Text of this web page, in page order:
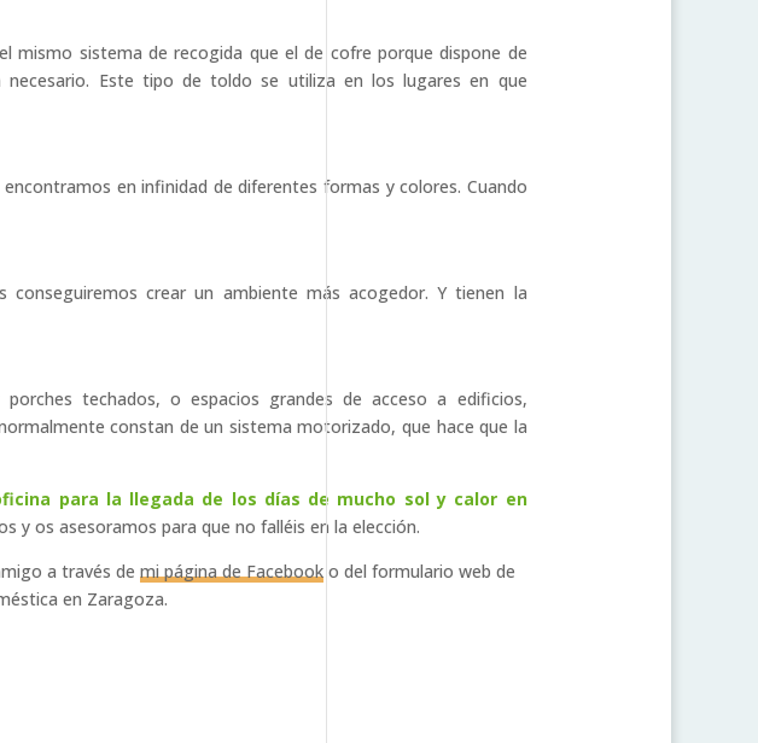
sistema de recogida que el de cofre porque dispone de
Este tipo de toldo se utiliza en los lugares en que
en infinidad de diferentes formas y colores. Cuando
crear un ambiente más acogedor. Y tienen la
techados, o espacios grandes de acceso a edificios,
constan de un sistema motorizado, que hace que la
para la llegada de los días de mucho sol y calor en
y os asesoramos para que no falléis en la elección.
a través de mi página de Facebook o del formulario web de
en Zaragoza.